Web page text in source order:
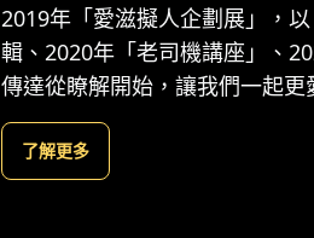
2019年「愛滋擬人企劃展」，
輯、2020年「老司機講座」、
傳達從瞭解開始，讓我們一起更
了解更多